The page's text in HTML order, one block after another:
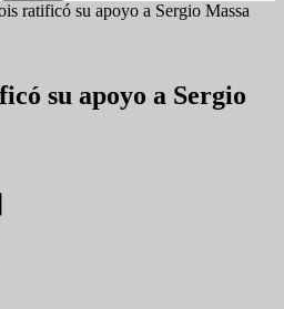
ratificó su apoyo a Sergio Massa
su apoyo a Sergio